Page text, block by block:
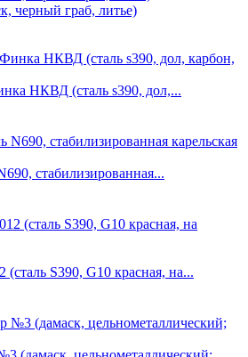
черный граб, литье)
НКВД (сталь s390, дол,...
стабилизированная...
S390, G10 красная, на...